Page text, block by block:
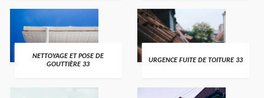
NETTOYAGE ET POSE DE
GOUTTIÈRE 33
URGENCE FUITE DE TOITURE 33